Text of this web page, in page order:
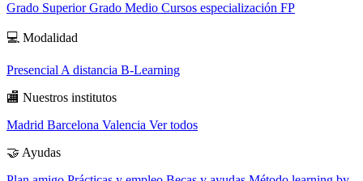
Grado SuperiorGrado Medio Cursos especialización FP
💻 Modalidad
Presencial A distancia B-Learning
🏬 Nuestros institutos
Madrid Barcelona Valencia Ver todos
🤝 Ayudas